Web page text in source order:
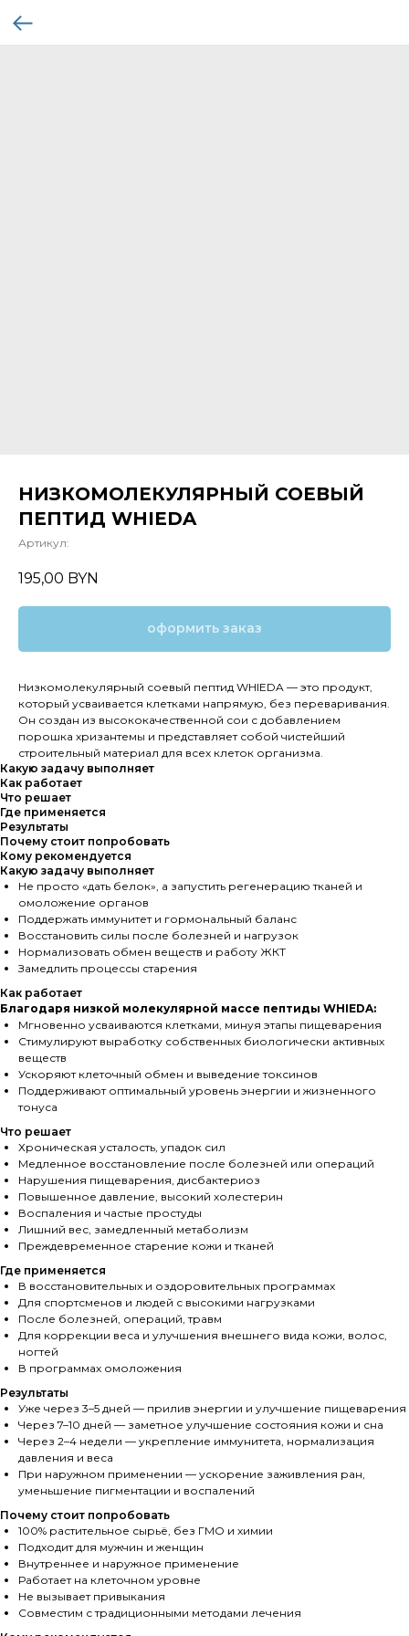
НИЗКОМОЛЕКУЛЯРНЫЙ СОЕВЫЙ
ПЕПТИД WHIEDA
Артикул:
195,00 BYN
оформить заказ
Низкомолекулярный соевый пептид WHIEDA — это продукт,
который усваивается клетками напрямую, без переваривания.
Он создан из высококачественной сои с добавлением
порошка хризантемы и представляет собой чистейший
строительный материал для всех клеток организма.
Какую задачу выполняет
Как работает
Что решает
Где применяется
Результаты
Почему стоит попробовать
Кому рекомендуется
Какую задачу выполняет
Не просто «дать белок», а запустить регенерацию тканей и
омоложение органов
Поддержать иммунитет и гормональный баланс
Восстановить силы после болезней и нагрузок
Нормализовать обмен веществ и работу ЖКТ
Замедлить процессы старения
Как работает
Благодаря низкой молекулярной массе пептиды WHIEDA:
Мгновенно усваиваются клетками, минуя этапы пищеварения
Стимулируют выработку собственных биологически активных
веществ
Ускоряют клеточный обмен и выведение токсинов
Поддерживают оптимальный уровень энергии и жизненного
тонуса
Что решает
Хроническая усталость, упадок сил
Медленное восстановление после болезней или операций
Нарушения пищеварения, дисбактериоз
Повышенное давление, высокий холестерин
Воспаления и частые простуды
Лишний вес, замедленный метаболизм
Преждевременное старение кожи и тканей
Где применяется
В восстановительных и оздоровительных программах
Для спортсменов и людей с высокими нагрузками
После болезней, операций, травм
Для коррекции веса и улучшения внешнего вида кожи, волос,
ногтей
В программах омоложения
Результаты
Уже через 3–5 дней — прилив энергии и улучшение пищеварения
Через 7–10 дней — заметное улучшение состояния кожи и сна
Через 2–4 недели — укрепление иммунитета, нормализация
давления и веса
При наружном применении — ускорение заживления ран,
уменьшение пигментации и воспалений
Почему стоит попробовать
100% растительное сырьё, без ГМО и химии
Подходит для мужчин и женщин
Внутреннее и наружное применение
Работает на клеточном уровне
Не вызывает привыкания
Совместим с традиционными методами лечения